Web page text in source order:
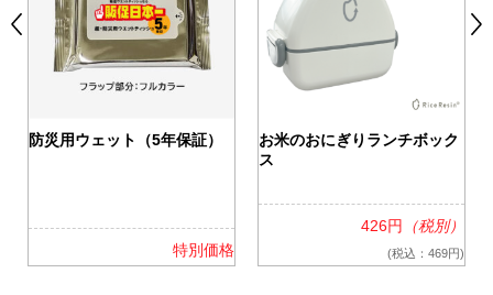
防災用ウェット（5年保証）
特別価格
お米のおにぎりランチボック
ス
426円 （税別）
(税込：469円)